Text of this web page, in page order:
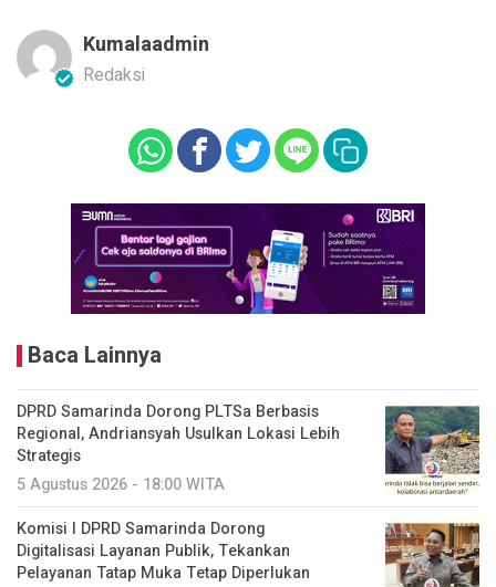
Kumalaadmin
Redaksi
Baca Lainnya
DPRD Samarinda Dorong PLTSa Berbasis
Regional, Andriansyah Usulkan Lokasi Lebih
Strategis
5 Agustus 2026 - 18:00 WITA
Komisi I DPRD Samarinda Dorong
Digitalisasi Layanan Publik, Tekankan
Pelayanan Tatap Muka Tetap Diperlukan